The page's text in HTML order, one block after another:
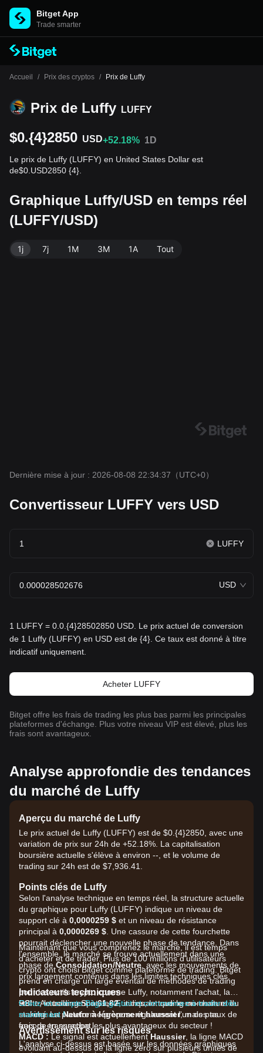
Bitget App
Trade smarter
Accueil / Prix des cryptos / Prix de Luffy
Prix de Luffy LUFFY
$0.{4}2850 USD+52.18% 1D
Le prix de Luffy (LUFFY) en United States Dollar est
de$0.USD2850 {4}.
Graphique Luffy/USD en temps réel
(LUFFY/USD)
1j 7j 1M 3M 1A Tout
Dernière mise à jour : 2026-08-08 22:34:37 （UTC+0）
Convertisseur LUFFY vers USD
LUFFY
USD
1 LUFFY = 0.0.{4}28502850 USD. Le prix actuel de conversion
de 1 Luffy (LUFFY) en USD est de {4}. Ce taux est donné à titre
indicatif uniquement.
Acheter LUFFY
Bitget offre les frais de trading les plus bas parmi les principales
plateformes d'échange. Plus votre niveau VIP est élevé, plus les
frais sont avantageux.
Analyse approfondie des tendances
du marché de Luffy
Aperçu du marché de Luffy
Le prix actuel de Luffy (LUFFY) est de $0.{​4}2850, avec une
variation de prix sur 24h de +52.18%. La capitalisation
boursière actuelle s'élève à environ --, et le volume de
trading sur 24h est de $7,936.41.
Points clés de Luffy
Selon l'analyse technique en temps réel, la structure actuelle
du graphique pour Luffy (LUFFY) indique un niveau de
support clé à 0,0000259 $ et un niveau de résistance
principal à 0,0000269 $ . Une cassure de cette fourchette
pourrait déclencher une nouvelle phase de tendance. Dans
l'ensemble, le marché se trouve actuellement dans une
phase de Consolidation/Neutre , avec les mouvements de
prix largement contenus dans les limites techniques clés.
Indicateurs techniques
RSI :Actuellement à61,82, indiquant que le momentum du
marché estNeutre à légèrement haussier, mais pas
encore en surachat.
MACD :Le signal est actuellementHaussier, la ligne MACD
évoluant au-dessus de la ligne zéro sur plusieurs unités de
Maintenant que vous comprenez le marché, il est temps
d'acheter et de trader. Plus de 100 millions d'utilisateurs
crypto ont choisi Bitget comme plateforme de trading. Bitget
prend en charge un large éventail de méthodes de trading
pour les actifs crypto comme Luffy, notamment l'achat, la
vente, le trading Spot, les Futures, le trading on-chain et le
staking. La plateforme propose également l'un des taux de
frais de transaction les plus avantageux du secteur !
Créez un compte Bitget gratuit et commencez à trader dès
maintenant !
Avertissement sur les risques
L'analyse ci-dessus est basée sur les données graphiques